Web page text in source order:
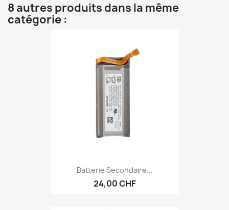
8 autres produits dans la même
catégorie :
Batterie Secondaire...
24,00 CHF